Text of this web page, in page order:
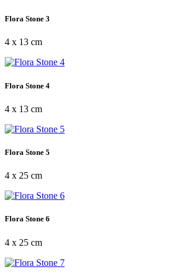
Flora Stone 3
4 x 13 cm
Flora Stone 4
4 x 13 cm
Flora Stone 5
4 x 25 cm
Flora Stone 6
4 x 25 cm